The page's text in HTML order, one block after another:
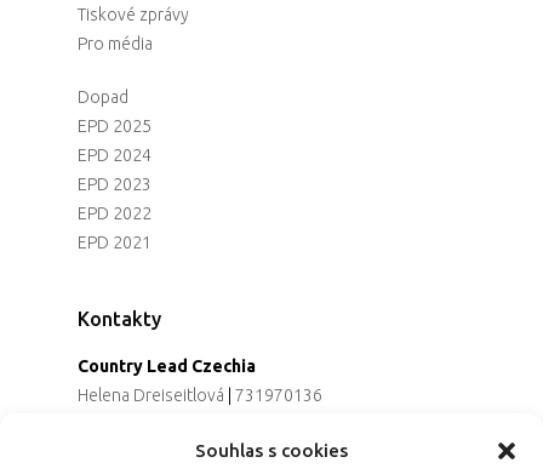
Souhlas s cookies
Tiskové zprávy
Pro média
Dopad
EPD 2025
EPD 2024
EPD 2023
EPD 2022
EPD 2021
Kontakty
Country Lead Czechia
Helena Dreiseitlová
731970136
Alena Řezaninová|736163461